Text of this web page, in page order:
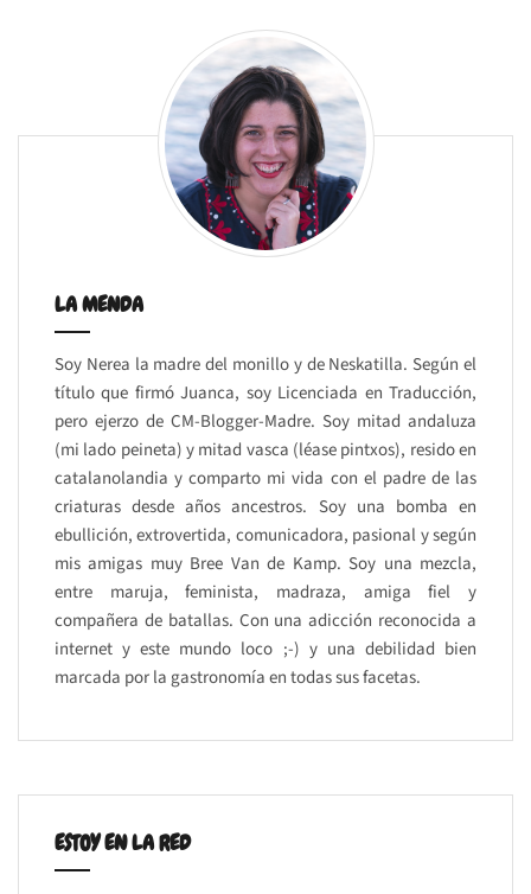
LA MENDA
Soy Nerea la madre del monillo y de Neskatilla. Según el
título que firmó Juanca, soy Licenciada en Traducción,
pero ejerzo de CM-Blogger-Madre. Soy mitad andaluza
(mi lado peineta) y mitad vasca (léase pintxos), resido en
catalanolandia y comparto mi vida con el padre de las
criaturas desde años ancestros. Soy una bomba en
ebullición, extrovertida, comunicadora, pasional y según
mis amigas muy Bree Van de Kamp. Soy una mezcla,
entre maruja, feminista, madraza, amiga fiel y
compañera de batallas. Con una adicción reconocida a
internet y este mundo loco ;-) y una debilidad bien
marcada por la gastronomía en todas sus facetas.
ESTOY EN LA RED